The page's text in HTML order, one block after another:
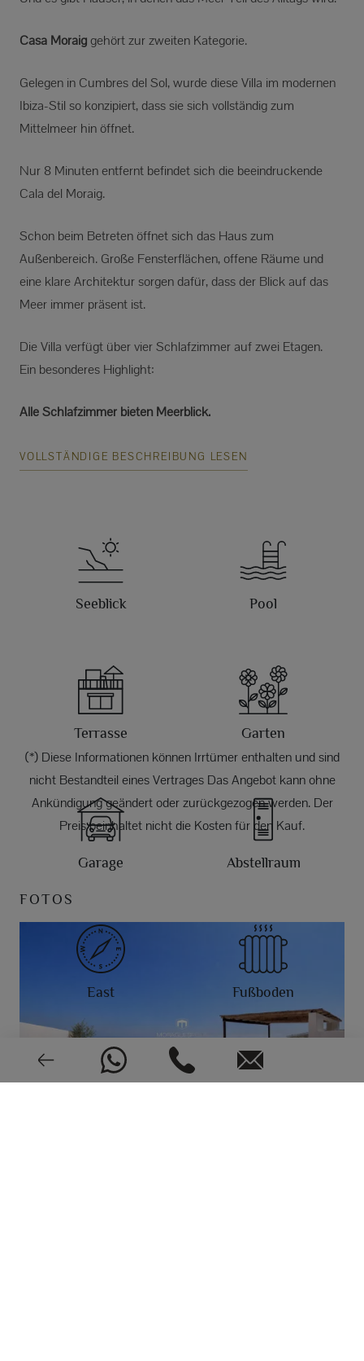
Casa Moraig gehört zur zweiten Kategorie.
Gelegen in Cumbres del Sol, wurde diese Villa im modernen
Ibiza-Stil so konzipiert, dass sie sich vollständig zum
Mittelmeer hin öffnet.
Nur 8 Minuten entfernt befindet sich die beeindruckende
Cala del Moraig.
Schon beim Betreten öffnet sich das Haus zum
Außenbereich. Große Fensterflächen, offene Räume und
eine klare Architektur sorgen dafür, dass der Blick auf das
Meer immer präsent ist.
Die Villa verfügt über vier Schlafzimmer auf zwei Etagen.
Ein besonderes Highlight:
Alle Schlafzimmer bieten Meerblick.
VOLLSTÄNDIGE BESCHREIBUNG LESEN
Seeblick Pool
Terrasse Garten
Garage Abstellraum
East Fußboden
(*) Diese Informationen können Irrtümer enthalten und sind
nicht Bestandteil eines Vertrages Das Angebot kann ohne
Ankündigung geändert oder zurückgezogen werden. Der
Preis beinhaltet nicht die Kosten für den Kauf.
FOTOS